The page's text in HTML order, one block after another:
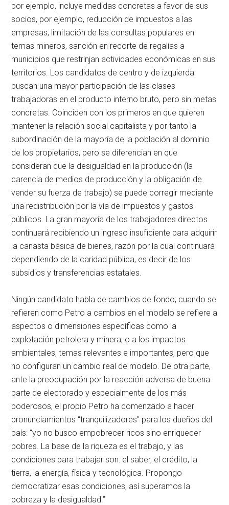
por ejemplo, incluye medidas concretas a favor de sus
socios, por ejemplo, reducción de impuestos a las
empresas, limitación de las consultas populares en
temas mineros, sanción en recorte de regalías a
municipios que restrinjan actividades económicas en sus
territorios. Los candidatos de centro y de izquierda
buscan una mayor participación de las clases
trabajadoras en el producto interno bruto, pero sin metas
concretas. Coinciden con los primeros en que quieren
mantener la relación social capitalista y por tanto la
subordinación de la mayoría de la población al dominio
de los propietarios, pero se diferencian en que
consideran que la desigualdad en la producción (la
carencia de medios de producción y la obligación de
vender su fuerza de trabajo) se puede corregir mediante
una redistribución por la vía de impuestos y gastos
públicos. La gran mayoría de los trabajadores directos
continuará recibiendo un ingreso insuficiente para adquirir
la canasta básica de bienes, razón por la cual continuará
dependiendo de la caridad pública, es decir de los
subsidios y transferencias estatales.
Ningún candidato habla de cambios de fondo; cuando se
refieren como Petro a cambios en el modelo se refiere a
aspectos o dimensiones específicas como la
explotación petrolera y minera, o a los impactos
ambientales, temas relevantes e importantes, pero que
no configuran un cambio real de modelo. De otra parte,
ante la preocupación por la reacción adversa de buena
parte de electorado y especialmente de los más
poderosos, el propio Petro ha comenzado a hacer
pronunciamientos “tranquilizadores” para los dueños del
país: “yo no busco empobrecer ricos sino enriquecer
pobres. La base de la riqueza es el trabajo, y las
condiciones para trabajar son: el saber, el crédito, la
tierra, la energía, física y tecnológica. Propongo
democratizar esas condiciones, así superamos la
pobreza y la desigualdad.”